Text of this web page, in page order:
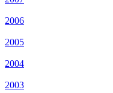
2006
2005
2004
2003